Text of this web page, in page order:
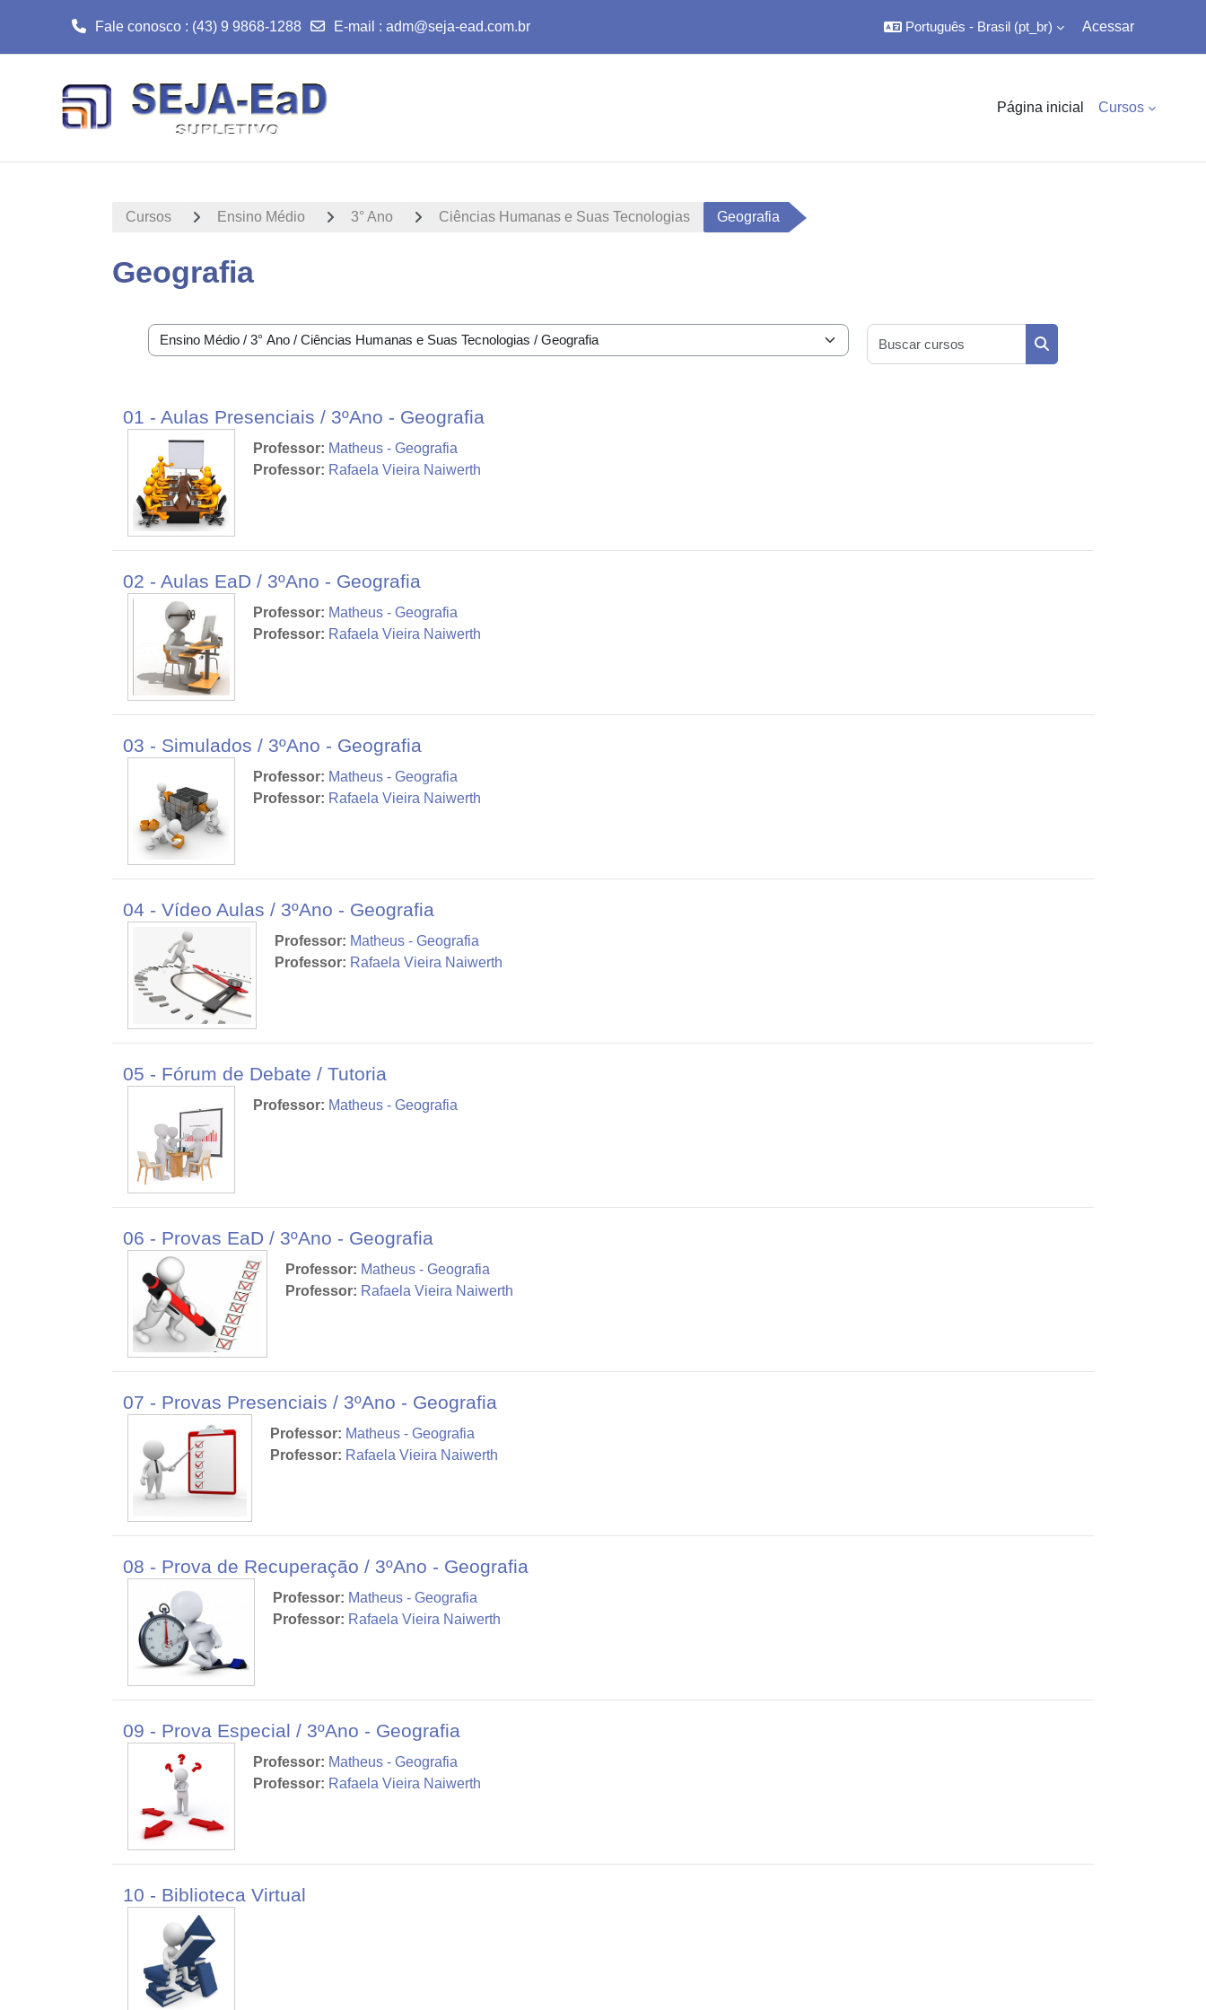
Fale conosco : (43) 9 9868-1288 E-mail : adm@seja-ead.com.br Português - Brasil ‎(pt_br)‎ Acessar
Página inicial Cursos
Cursos Ensino Médio 3° Ano Ciências Humanas e Suas Tecnologias Geografia
Geografia
Categorias de Cursos
Buscar cursos
01 - Aulas Presenciais / 3ºAno - Geografia
Professor: Matheus - Geografia
Professor: Rafaela Vieira Naiwerth
02 - Aulas EaD / 3ºAno - Geografia
Professor: Matheus - Geografia
Professor: Rafaela Vieira Naiwerth
03 - Simulados / 3ºAno - Geografia
Professor: Matheus - Geografia
Professor: Rafaela Vieira Naiwerth
04 - Vídeo Aulas / 3ºAno - Geografia
Professor: Matheus - Geografia
Professor: Rafaela Vieira Naiwerth
05 - Fórum de Debate / Tutoria
Professor: Matheus - Geografia
06 - Provas EaD / 3ºAno - Geografia
Professor: Matheus - Geografia
Professor: Rafaela Vieira Naiwerth
07 - Provas Presenciais / 3ºAno - Geografia
Professor: Matheus - Geografia
Professor: Rafaela Vieira Naiwerth
08 - Prova de Recuperação / 3ºAno - Geografia
Professor: Matheus - Geografia
Professor: Rafaela Vieira Naiwerth
09 - Prova Especial / 3ºAno - Geografia
Professor: Matheus - Geografia
Professor: Rafaela Vieira Naiwerth
10 - Biblioteca Virtual